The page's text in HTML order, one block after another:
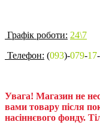
Графік роботи: 24\7
Телефон: (093)-079-17-
Увага! Магазин не
вами товару після
насіннєвого фонду.